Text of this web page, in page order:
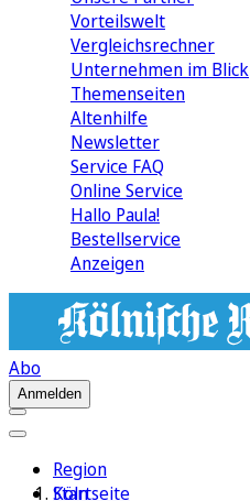
Vorteilswelt
Vergleichsrechner
Unternehmen im Blick
Themenseiten
Altenhilfe
Newsletter
Service FAQ
Online Service
Hallo Paula!
Bestellservice
Anzeigen
Abo
Anmelden
Region
Köln
Startseite